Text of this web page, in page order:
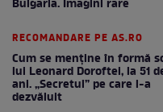
Bulgaria. Imagini rare
RECOMANDARE PE AS.RO
Cum se menţine în formă
lui Leonard Doroftei, la 51
ani. „Secretul” pe care l-a
dezvăluit